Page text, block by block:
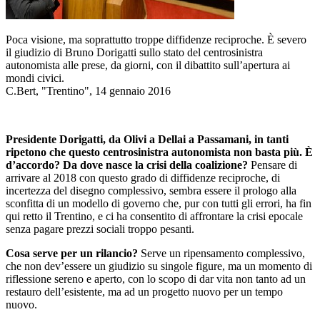
Poca visione, ma soprattutto troppe diffidenze reciproche. È severo
il giudizio di Bruno Dorigatti sullo stato del centrosinistra
autonomista alle prese, da giorni, con il dibattito sull’apertura ai
mondi civici.
C.Bert, "Trentino", 14 gennaio 2016
Presidente Dorigatti, da Olivi a Dellai a Passamani, in tanti
ripetono che questo centrosinistra autonomista non basta più. È
d’accordo? Da dove nasce la crisi della coalizione? Pensare di
arrivare al 2018 con questo grado di diffidenze reciproche, di
incertezza del disegno complessivo, sembra essere il prologo alla
sconfitta di un modello di governo che, pur con tutti gli errori, ha fin
qui retto il Trentino, e ci ha consentito di affrontare la crisi epocale
senza pagare prezzi sociali troppo pesanti.
Cosa serve per un rilancio? Serve un ripensamento complessivo,
che non dev’essere un giudizio su singole figure, ma un momento di
riflessione sereno e aperto, con lo scopo di dar vita non tanto ad un
restauro dell’esistente, ma ad un progetto nuovo per un tempo
nuovo.